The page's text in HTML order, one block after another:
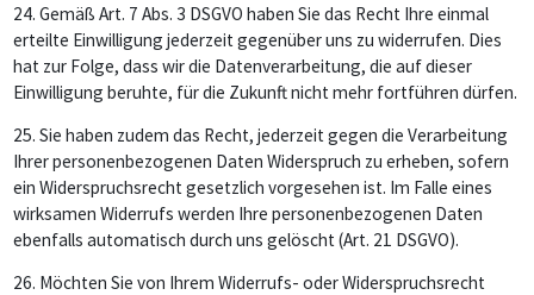
24. Gemäß Art. 7 Abs. 3 DSGVO haben Sie das Recht Ihre einmal
erteilte Einwilligung jederzeit gegenüber uns zu widerrufen. Dies
hat zur Folge, dass wir die Datenverarbeitung, die auf dieser
Einwilligung beruhte, für die Zukunft nicht mehr fortführen dürfen.
25. Sie haben zudem das Recht, jederzeit gegen die Verarbeitung
Ihrer personenbezogenen Daten Widerspruch zu erheben, sofern
ein Widerspruchsrecht gesetzlich vorgesehen ist. Im Falle eines
wirksamen Widerrufs werden Ihre personenbezogenen Daten
ebenfalls automatisch durch uns gelöscht (Art. 21 DSGVO).
26. Möchten Sie von Ihrem Widerrufs- oder Widerspruchsrecht